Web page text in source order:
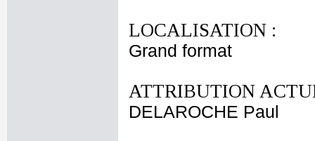
LOCALISATION :
Grand format
ATTRIBUTION
DELAROCHE Paul